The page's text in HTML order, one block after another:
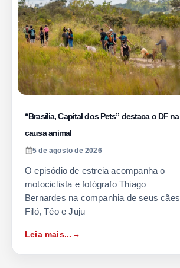
“Brasília, Capital dos Pets” destaca o DF na
causa animal
5 de agosto de 2026
O episódio de estreia acompanha o
motociclista e fotógrafo Thiago
Bernardes na companhia de seus cães
Filó, Téo e Juju
Leia mais...